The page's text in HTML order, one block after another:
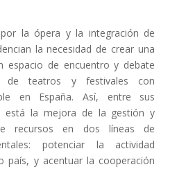
la ópera y la integración de
la necesidad de crear una
espacio de encuentro y debate
de teatros y festivales con
en España. Así, entre sus
está la mejora de la gestión y
recursos en dos líneas de
potenciar la actividad
país, y acentuar la cooperación